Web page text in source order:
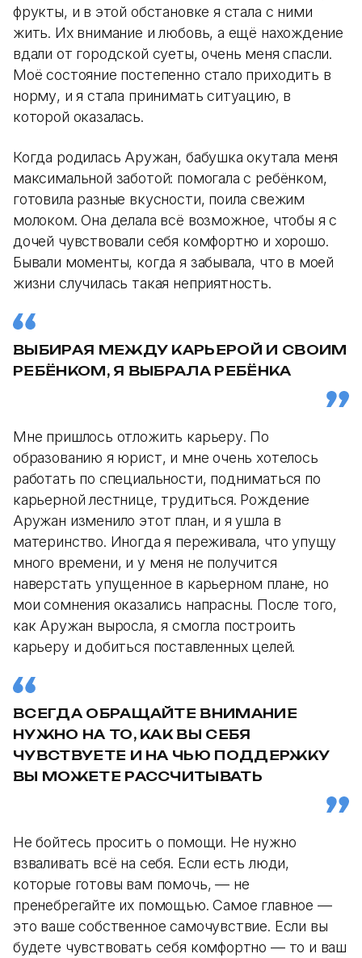
фрукты, и в этой обстановке я стала с ними
жить. Их внимание и любовь, а ещё нахождение
вдали от городской суеты, очень меня спасли.
Моё состояние постепенно стало приходить в
норму, и я стала принимать ситуацию, в
которой оказалась.
Когда родилась Аружан, бабушка окутала меня
максимальной заботой: помогала с ребёнком,
готовила разные вкусности, поила свежим
молоком. Она делала всё возможное, чтобы я с
дочей чувствовали себя комфортно и хорошо.
Бывали моменты, когда я забывала, что в моей
жизни случилась такая неприятность.
ВЫБИРАЯ МЕЖДУ КАРЬЕРОЙ И СВОИМ
РЕБЁНКОМ, Я ВЫБРАЛА РЕБЁНКА
Мне пришлось отложить карьеру. По
образованию я юрист, и мне очень хотелось
работать по специальности, подниматься по
карьерной лестнице, трудиться. Рождение
Аружан изменило этот план, и я ушла в
материнство. Иногда я переживала, что упущу
много времени, и у меня не получится
наверстать упущенное в карьерном плане, но
мои сомнения оказались напрасны. После того,
как Аружан выросла, я смогла построить
карьеру и добиться поставленных целей.
ВСЕГДА ОБРАЩАЙТЕ ВНИМАНИЕ
НУЖНО НА ТО, КАК ВЫ СЕБЯ
ЧУВСТВУЕТЕ И НА ЧЬЮ ПОДДЕРЖКУ
ВЫ МОЖЕТЕ РАССЧИТЫВАТЬ
Не бойтесь просить о помощи. Не нужно
взваливать всё на себя. Если есть люди,
которые готовы вам помочь, — не
пренебрегайте их помощью. Самое главное —
это ваше собственное самочувствие. Если вы
будете чувствовать себя комфортно — то и ваш